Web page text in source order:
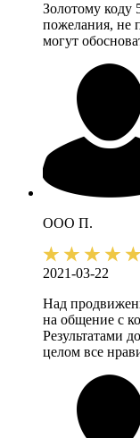
Золотому коду
пожелания, не
могут
ООО П.
2021-03-22
Над
на общение с
Результатами
целом все